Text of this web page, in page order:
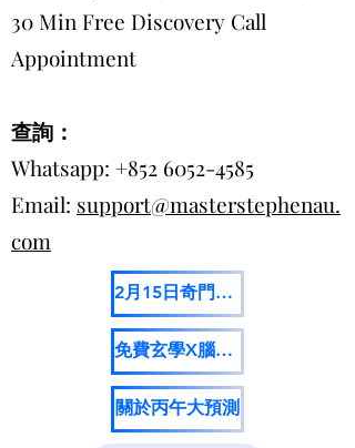
30 Min Free Discovery Call
Appointment
查詢：
Whatsapp: +852 6052-4585
Email: support@masterstephenau.
com
2月15日奇門自批流年網課
免費玄學X腦科學
關於丙午大預測